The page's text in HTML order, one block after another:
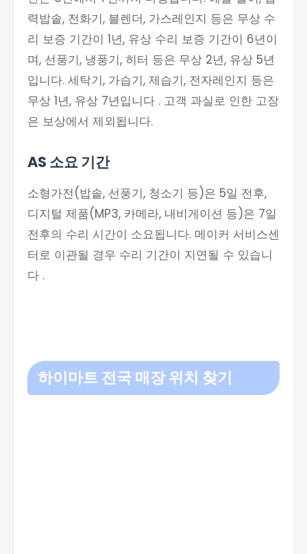
력밥솥, 전화기, 블렌더, 가스레인지 등은 무상 수
리 보증 기간이 1년, 유상 수리 보증 기간이 6년이
며, 선풍기, 냉풍기, 히터 등은 무상 2년, 유상 5년
입니다. 세탁기, 가습기, 제습기, 전자레인지 등은
무상 1년, 유상 7년입니다 . 고객 과실로 인한 고장
은 보상에서 제외됩니다.
AS 소요 기간
소형가전(밥솥, 선풍기, 청소기 등)은 5일 전후,
디지털 제품(MP3, 카메라, 내비게이션 등)은 7일
전후의 수리 시간이 소요됩니다. 메이커 서비스센
터로 이관될 경우 수리 기간이 지연될 수 있습니
다 .
하이마트 전국 매장 위치 찾기